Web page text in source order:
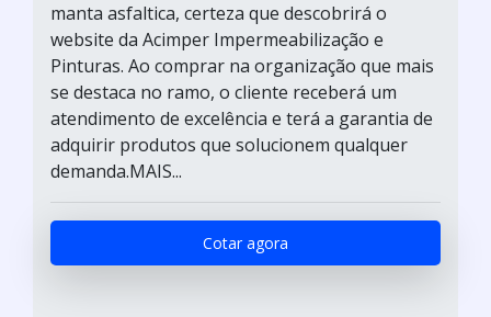
manta asfaltica, certeza que descobrirá o
website da Acimper Impermeabilização e
Pinturas. Ao comprar na organização que mais
se destaca no ramo, o cliente receberá um
atendimento de excelência e terá a garantia de
adquirir produtos que solucionem qualquer
demanda.MAIS...
Cotar agora